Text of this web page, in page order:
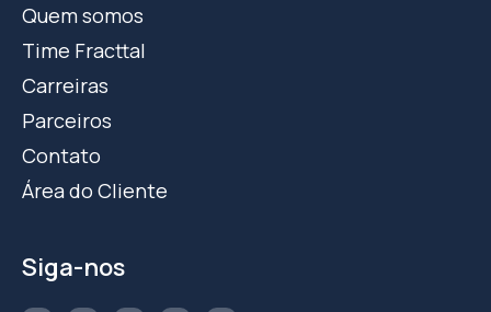
Quem somos
Time Fracttal
Carreiras
Parceiros
Contato
Área do Cliente
Siga-nos